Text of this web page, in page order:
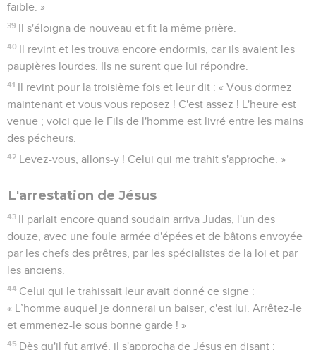
faible. »
39 Il s'éloigna de nouveau et fit la même prière.
40 Il revint et les trouva encore endormis, car ils avaient les
paupières lourdes. Ils ne surent que lui répondre.
41 Il revint pour la troisième fois et leur dit : « Vous dormez
maintenant et vous vous reposez ! C'est assez ! L'heure est
venue ; voici que le Fils de l'homme est livré entre les mains
des pécheurs.
42 Levez-vous, allons-y ! Celui qui me trahit s'approche. »
L'arrestation de Jésus
43 Il parlait encore quand soudain arriva Judas, l'un des
douze, avec une foule armée d'épées et de bâtons envoyée
par les chefs des prêtres, par les spécialistes de la loi et par
les anciens.
44 Celui qui le trahissait leur avait donné ce signe :
« L’homme auquel je donnerai un baiser, c'est lui. Arrêtez-le
et emmenez-le sous bonne garde ! »
45 Dès qu'il fut arrivé, il s'approcha de Jésus en disant :